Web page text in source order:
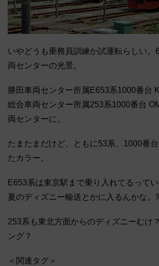
いやどうも乗務員訓練か試運転らしい。
両センターの光景。
勝田車両センター所属E653系1000番台
総合車両センター所属253系1000番台
両センターに。
たまたまだけど、ともに53系、1000番
たカラー。
E653系は東京駅まで乗り入れてるって
夏のディズニー輸送とかに入るんかな。
253系も東北方面からのディズニーむ
ング？
＜関連タグ＞